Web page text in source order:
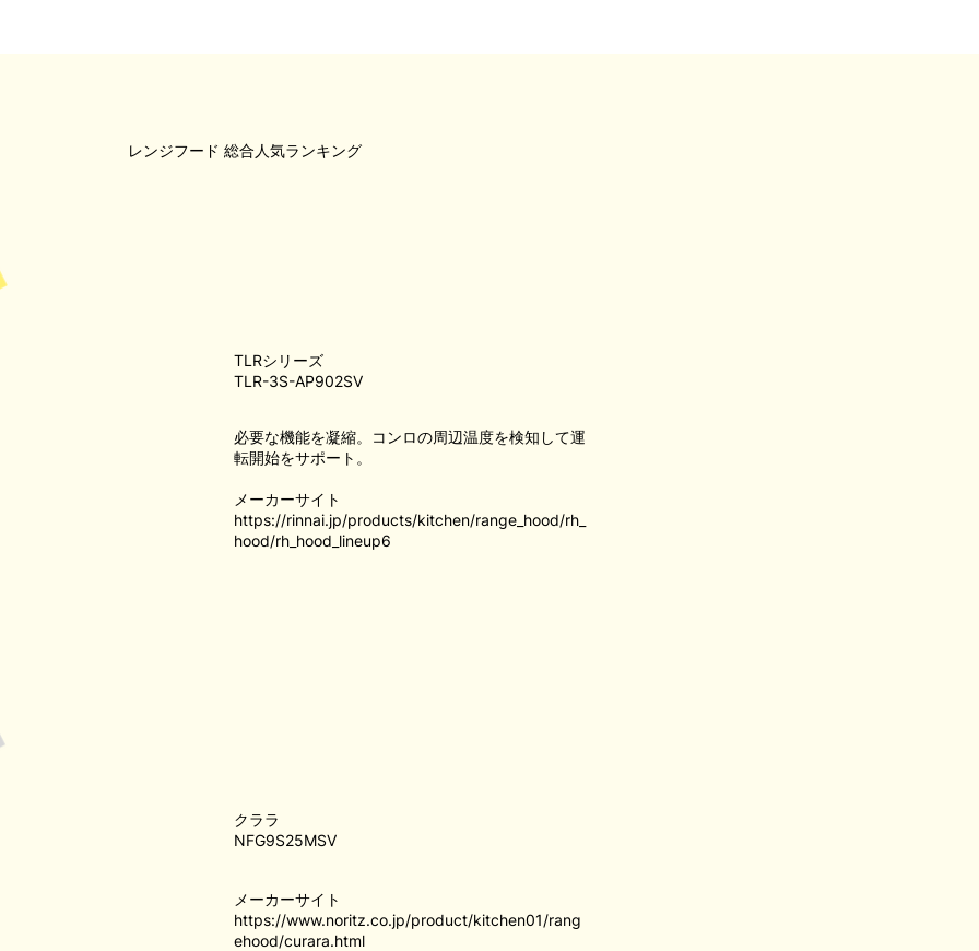
総合人気ランキング
レンジフード
必要な機能を凝縮。コンロの周辺温度を検知して運
転開始をサポート。
メーカーサイト
https://rinnai.jp/products/kitchen/range_hood/rh_
hood/rh_hood_lineup6
TLRシリーズ
TLR-3S-AP902SV
メーカーサイト
https://www.noritz.co.jp/product/kitchen01/rang
ehood/curara.html
クララ
NFG9S25MSV